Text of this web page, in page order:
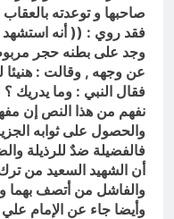
صاحبها و توعدته
فقد روي : (( أنه استشهد
وجد على بطنه حجر
عن وجهه , وقالت : هنيئا
فقال النبي : وما يدريك ؟
نفهم من هذا النص إن
والحصول على ثوابه
فالفضيلة ضدٌ للرذيلة
أن الشهيد السعيد من
والفاشل من أتصف بهما
وأيضا جاء عن الإمام